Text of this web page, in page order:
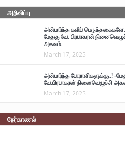
அறிவிப்பு
அன்பார்ந்த கவிப்
மேதகு வே. பிரபாகரன்
அகவம்.
March 17, 2025
அன்பார்ந்த போராளிகளுக்கு..! -
வே.பிரபாகரன் நினைவெழுச்சி
March 17, 2025
நேர்காணல்